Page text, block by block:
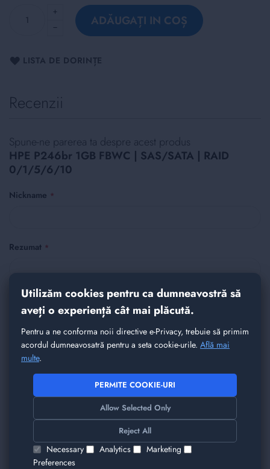
Utilizăm cookies pentru ca dumneavostră să
aveți o experiență cât mai plăcută.
Pentru a ne conforma noii directive e-Privacy, trebuie să primim
acordul dumneavosatră pentru a seta cookie-urile. Află mai
multe.
PERMITE COOKIE-URI
Allow Selected Only
Reject All
Necessary Analytics
Marketing
Preferences
ADĂUGAȚI IN COȘ
LISTA DE DORINȚE
Recenzii
Spune-ne parerea ta despre acest produs
HPE P246br 1GB FBWC | SAS/SATA | RAID
0/1/5/6/10
Nickname
Rezumat
Recenzie
TRIMITE
Am găsit alte produse care v-ar plăcea!